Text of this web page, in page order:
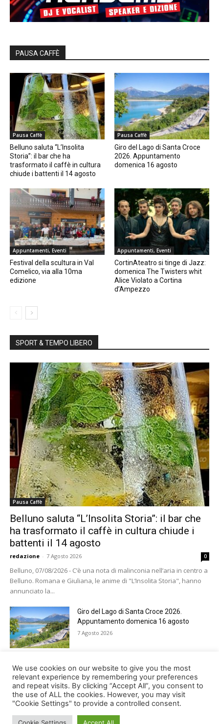
PAUSA CAFFÈ
Pausa Caffè
Belluno saluta “L’Insolita
Storia”: il bar che ha
trasformato il caffè in cultura
chiude i battenti il 14 agosto
Pausa Caffè
Giro del Lago di Santa Croce
2026. Appuntamento
domenica 16 agosto
Appuntamenti, Eventi
Festival della scultura in Val
Comelico, via alla 10ma
edizione
Appuntamenti, Eventi
CortinAteatro si tinge di Jazz:
domenica The Twisters whit
Alice Violato a Cortina
d’Ampezzo
SPORT & TEMPO LIBERO
Pausa Caffè
Belluno saluta “L’Insolita Storia”: il bar che
ha trasformato il caffè in cultura chiude i
battenti il 14 agosto
redazione - 7 Agosto 2026 0
Belluno, 07/08/2026 - C’è una nota di malinconia nell’aria in centro a
Belluno. Romana e Giuliana, le anime di "L’Insolita Storia", hanno
annunciato la...
Giro del Lago di Santa Croce 2026.
Appuntamento domenica 16 agosto
7 Agosto 2026
Belluno rende omaggio ai cugini
Alessandro e Andrea Bristot
6 Agosto 2026
We use cookies on our website to give you the most
relevant experience by remembering your preferences
and repeat visits. By clicking “Accept All”, you consent to
the use of ALL the cookies. However, you may visit
"Cookie Settings" to provide a controlled consent.